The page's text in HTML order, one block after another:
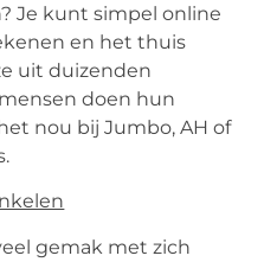
Je kunt simpel online
en het thuis
uit duizenden
doen hun
nou bij Jumbo, AH of
gemak met zich